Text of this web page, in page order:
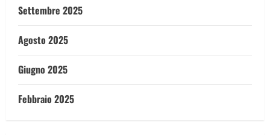
Settembre 2025
Agosto 2025
Giugno 2025
Febbraio 2025